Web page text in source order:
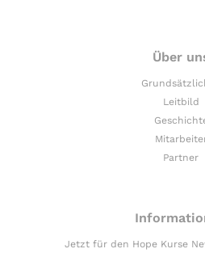
Über
Leitbild
Partner
Jetzt für den Hope Kurse